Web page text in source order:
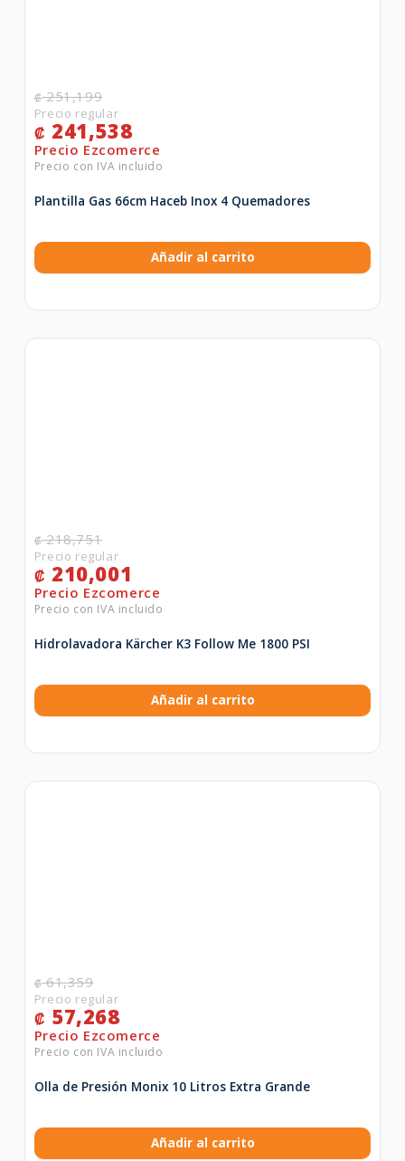
₡251,199
₡ 241,538
Plantilla Gas 66cm Haceb Inox 4 Quemadores
Añadir al carrito
₡218,751
₡ 210,001
Hidrolavadora Kärcher K3 Follow Me 1800 PSI
Añadir al carrito
₡61,359
₡ 57,268
Olla de Presión Monix 10 Litros Extra Grande
Añadir al carrito